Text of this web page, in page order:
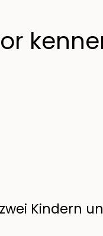
Kindern